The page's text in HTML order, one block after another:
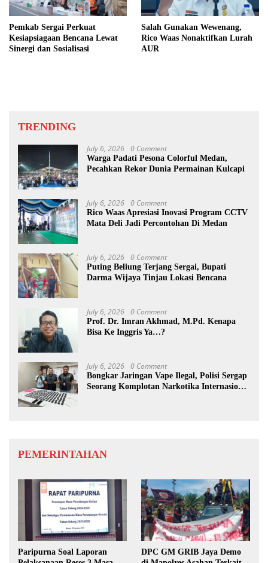
Pemkab Sergai Perkuat
Kesiapsiagaan Bencana Lewat
Sinergi dan Sosialisasi
Salah Gunakan Wewenang,
Rico Waas Nonaktifkan Lurah
AUR
TRENDING
July 6, 2026 0 Comment
Warga Padati Pesona Colorful Medan,
Pecahkan Rekor Dunia Permainan Kulcapi
July 6, 2026 0 Comment
Rico Waas Apresiasi Inovasi Program CCTV
Mata Deli Jadi Percontohan Di Medan
July 6, 2026 0 Comment
Puting Beliung Terjang Sergai, Bupati
Darma Wijaya Tinjau Lokasi Bencana
July 6, 2026 0 Comment
Prof. Dr. Imran Akhmad, M.Pd. Kenapa
Bisa Ke Inggris Ya…?
July 6, 2026 0 Comment
Bongkar Jaringan Vape Ilegal, Polisi Sergap
Seorang Komplotan Narkotika Internasional
PEMERINTAHAN
Paripurna Soal Laporan
DPC GM GRIB Jaya Demo